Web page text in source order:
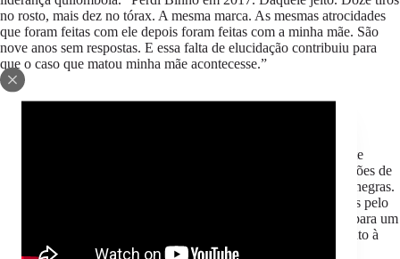
no rosto, mais dez no tórax. A mesma marca. As mesmas atrocidades
que foram feitas com ele depois foram feitas com a minha mãe. São
nove anos sem respostas. E essa falta de elucidação contribuiu para
que o caso que matou minha mãe acontecesse.”
Nova data
movimentos sociais, a família e a comunidade de Mãe Bernadete
reforçam que o caso seguirá acompanhado por novas mobilizações de
organizações quilombolas, do movimento negro e de mulheres negras.
Os movimentos defendem que a responsabilização dos culpados pelo
assassinato de Mãe Bernadete é mais do que o acesso à justiça para um
caso individual, mas sim, à continuidade da luta de enfrentamento à
violência contra lideranças quilombolas em todo o país.